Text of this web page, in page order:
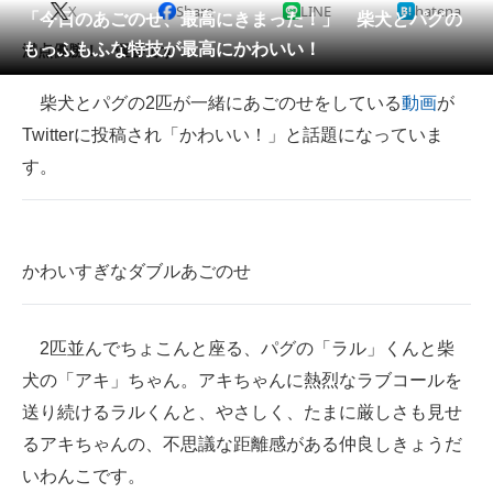
会員記事
メディア
注目記事を集めた総合ページ
スマホと通信の最新トレンド
ビジネスと働き方のヒント
AI活用のいまが分かる
企業ITのトレンドを詳説
経営リーダーのコミュニティ
「今日のあごのせ、最高にきまった！」 柴犬とパグの
もっふもふな特技が最高にかわいい！
X Share LINE hatena
満点優勝！ 優勝です！
柴犬とパグの2匹が一緒にあごのせをしている動画が
Twitterに投稿され「かわいい！」と話題になっていま
す。
かわいすぎなダブルあごのせ
2匹並んでちょこんと座る、パグの「ラル」くんと柴
犬の「アキ」ちゃん。アキちゃんに熱烈なラブコールを
送り続けるラルくんと、やさしく、たまに厳しさも見せ
るアキちゃんの、不思議な距離感がある仲良しきょうだ
いわんこです。